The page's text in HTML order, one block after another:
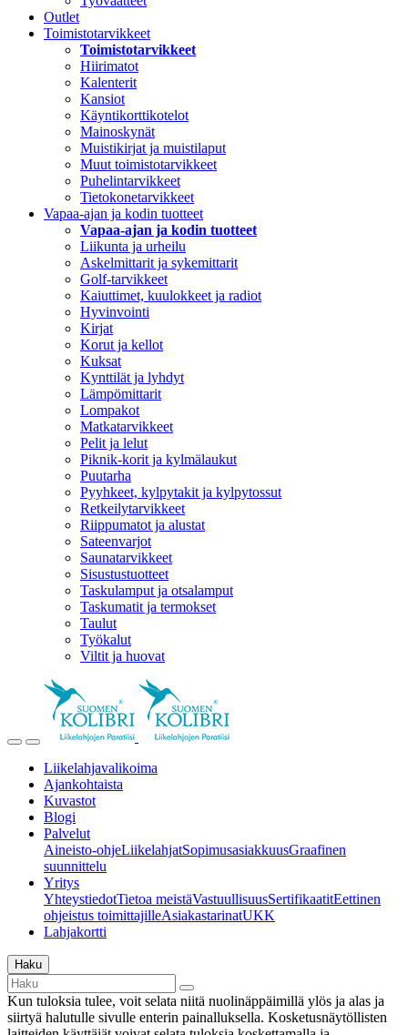
Outlet
Toimistotarvikkeet
Toimistotarvikkeet
Hiirimatot
Kalenterit
Kansiot
Käyntikorttikotelot
Mainoskynät
Muistikirjat ja muistilaput
Muut toimistotarvikkeet
Puhelintarvikkeet
Tietokonetarvikkeet
Vapaa-ajan ja kodin tuotteet
Vapaa-ajan ja kodin tuotteet
Liikunta ja urheilu
Askelmittarit ja sykemittarit
Golf-tarvikkeet
Kaiuttimet, kuulokkeet ja radiot
Hyvinvointi
Kirjat
Korut ja kellot
Kuksat
Kynttilät ja lyhdyt
Lämpömittarit
Lompakot
Matkatarvikkeet
Pelit ja lelut
Piknik-korit ja kylmälaukut
Puutarha
Pyyhkeet, kylpytakit ja kylpytossut
Retkeilytarvikkeet
Riippumatot ja alustat
Sateenvarjot
Saunatarvikkeet
Sisustustuotteet
Taskulamput ja otsalamput
Taskumatit ja termokset
Taulut
Työkalut
Viltit ja huovat
Liikelahjavalikoima
Ajankohtaista
Kuvastot
Blogi
Palvelut
Aineisto-ohjeLiikelahjatSopimusasiakkuusGraafinen
suunnittelu
Yritys
YhteystiedotTietoa meistäVastuullisuusSertifikaatitEettinen
ohjeistus toimittajilleAsiakastarinatUKK
Lahjakortti
Haku
Kun tuloksia tulee, voit selata niitä nuolinäppäimillä ylös ja alas ja
siirtyä halutulle sivulle enterin painalluksella. Kosketusnäytöllisten